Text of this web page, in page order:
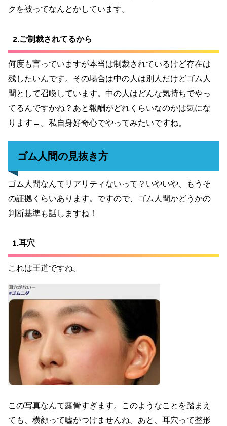
クを被ってなんとかしています。
2.ご制裁されてるから
何度も言っていますが本当は制裁されているけど存在は
残したいんです。その場合は中の人は別人だけどゴム人
間として召喚しています。中の人はどんな気持ちでやっ
てるんですかね？あと報酬がどれくらいなのかは気にな
ります←。私自身好奇心でやってみたいですね。
ゴム人間の見抜き方
ゴム人間なんてリアリティないって？いやいや、もうそ
の証拠くらいあります。ですので、ゴム人間かどうかの
判断基準も話しますね！
1.耳穴
これは王道ですね。
この写真なんて露骨すぎます。このようなことを踏まえ
ても、横顔って嘘がつけませんね。あと、耳穴って整形